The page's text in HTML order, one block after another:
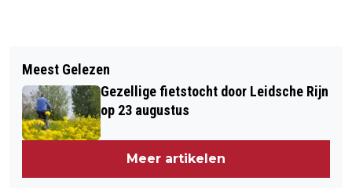
LEIDSCHE RIJN FESTIVAL VOOR DE
JEUGD
BRANDJE OP BERLIJNPLEIN
Meest Gelezen
Gezellige fietstocht door Leidsche Rijn
op 23 augustus
Meer artikelen